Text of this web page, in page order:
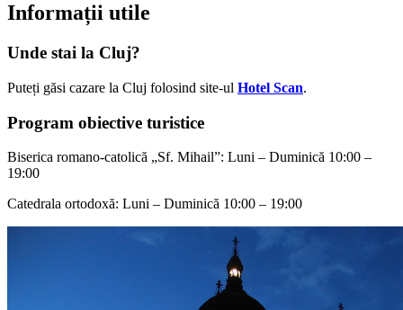
Informații utile
Unde stai la Cluj?
Puteți găsi cazare la Cluj folosind site-ul Hotel Scan.
Program obiective turistice
Biserica romano-catolică „Sf. Mihail”: Luni – Duminică 10:00 –
19:00
Catedrala ortodoxă: Luni – Duminică 10:00 – 19:00